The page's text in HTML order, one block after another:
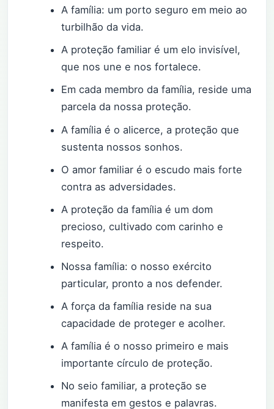
A família: um porto seguro em meio ao
turbilhão da vida.
A proteção familiar é um elo invisível,
que nos une e nos fortalece.
Em cada membro da família, reside uma
parcela da nossa proteção.
A família é o alicerce, a proteção que
sustenta nossos sonhos.
O amor familiar é o escudo mais forte
contra as adversidades.
A proteção da família é um dom
precioso, cultivado com carinho e
respeito.
Nossa família: o nosso exército
particular, pronto a nos defender.
A força da família reside na sua
capacidade de proteger e acolher.
A família é o nosso primeiro e mais
importante círculo de proteção.
No seio familiar, a proteção se
manifesta em gestos e palavras.